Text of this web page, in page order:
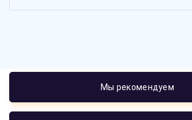
Мы рекомендуем